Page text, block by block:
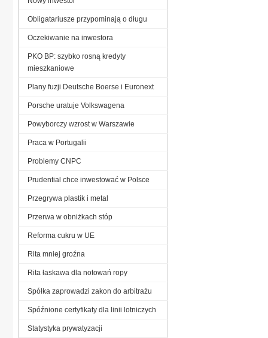
Obligatariusze przypominają o długu
Oczekiwanie na inwestora
PKO BP: szybko rosną kredyty
mieszkaniowe
Plany fuzji Deutsche Boerse i Euronext
Porsche uratuje Volkswagena
Powyborczy wzrost w Warszawie
Praca w Portugalii
Problemy CNPC
Prudential chce inwestować w Polsce
Przegrywa plastik i metal
Przerwa w obniżkach stóp
Reforma cukru w UE
Rita mniej groźna
Rita łaskawa dla notowań ropy
Spółka zaprowadzi zakon do arbitrażu
Spóźnione certyfikaty dla linii lotniczych
Statystyka prywatyzacji